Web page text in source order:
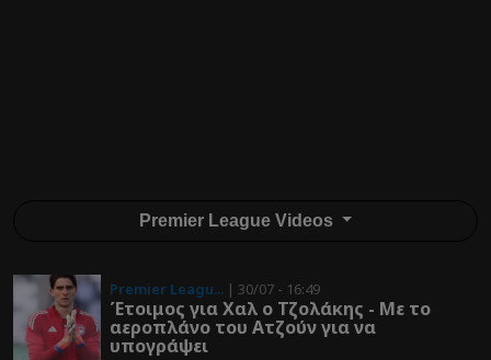
Premier League Videos
Premier Leagu... | 30/07 - 16:49
Έτοιμος για Χαλ ο Τζολάκης - Με το
αεροπλάνο του Ατζούν για να
υπογράψει